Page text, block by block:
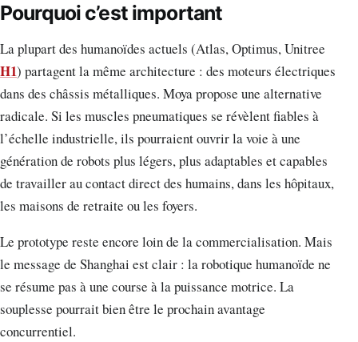
Pourquoi c’est important
La plupart des humanoïdes actuels (Atlas, Optimus, Unitree
H1) partagent la même architecture : des moteurs électriques
dans des châssis métalliques. Moya propose une alternative
radicale. Si les muscles pneumatiques se révèlent fiables à
l’échelle industrielle, ils pourraient ouvrir la voie à une
génération de robots plus légers, plus adaptables et capables
de travailler au contact direct des humains, dans les hôpitaux,
les maisons de retraite ou les foyers.
Le prototype reste encore loin de la commercialisation. Mais
le message de Shanghai est clair : la robotique humanoïde ne
se résume pas à une course à la puissance motrice. La
souplesse pourrait bien être le prochain avantage
concurrentiel.